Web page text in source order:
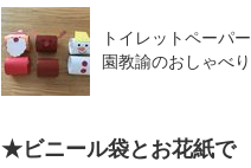
トイレットペーパ
園教諭のおしゃべ
★ビニール袋とお花紙で